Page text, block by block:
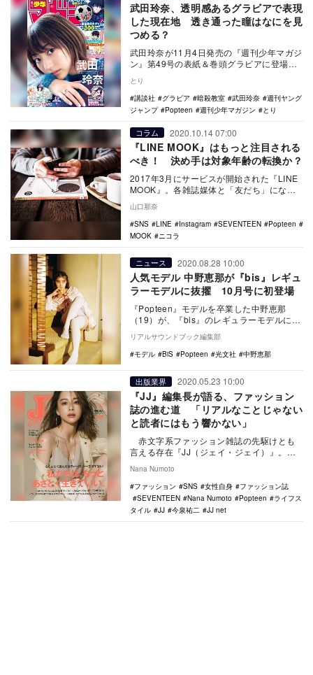
武田玲奈、透明感あるグラビアで表現
した現在地 透き通った瞳はなにを見
つめる？
武田玲奈が11月4日発売の『週刊少年マガジ
ン』第49号の表紙＆巻頭グラビアに登場し
併…
とり
講談社
グラビア 暗殺教室 武田玲奈
週刊ヤング
ジャンプ
Popteen 週刊少年マガジン とり
コラム 2020.10.14 07:00
『LINE MOOK』はもっと注目される
べき！ 決め手は対象年齢の転換か？
2017年3月にサービスが開始された『LINE
MOOK』。各雑誌媒体と「友だち」になる
と…
山口那奈
SNS
LINE Instagram SEVENTEEN Popteen
MOOK
ニコラ
ニュース 2020.08.28 10:00
人気モデル 中野恵那が『bis』レギュ
ラーモデルに抜擢 10月号に初登場
『Popteen』モデルを卒業した中野恵那
（19）が、『bis』のレギュラーモデルに抜
擢され、9月1日に発売する10月号に初登
場…
リアルサウンドブック編集部
モデル
BiS Popteen 光文社 中野恵那
出版業界 2020.05.23 10:00
『JJ』編集長が語る、ファッション
誌の進む道 「リアルなことじゃない
と読者にはもう響かない」
赤文字系ファッション雑誌の先駆けとも
言える存在『JJ（ジェイ・ジェイ）』。本
され…
Nana Numoto
ファッション
SNS 女性自身
ファッション誌
SEVENTEEN
Nana Numoto Popteen
ライフス
タイル
JJ 今泉祐二 JJ net